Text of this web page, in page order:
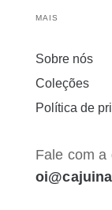
MAIS
Sobre nós
Coleções
Política de
Fale com a